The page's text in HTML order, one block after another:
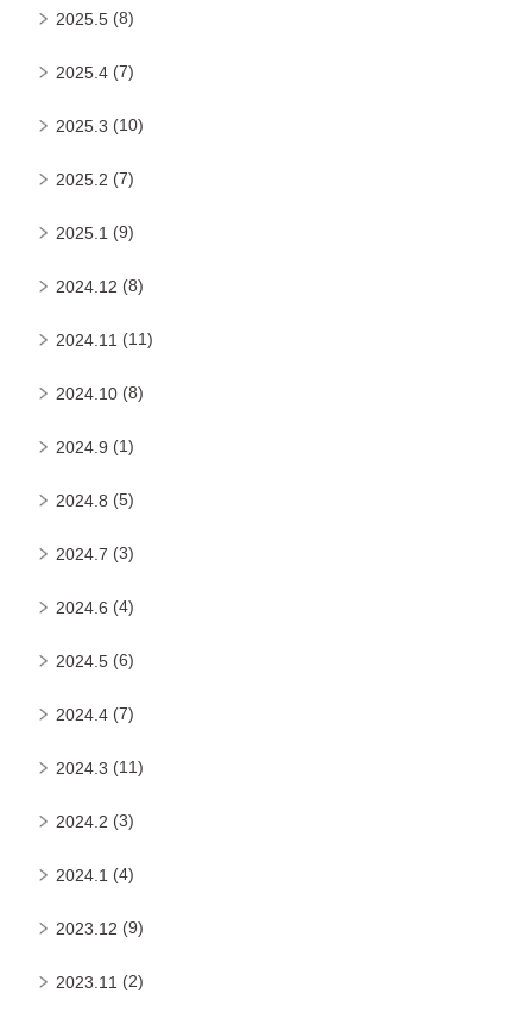
2025.5 (8)
2025.4 (7)
2025.3 (10)
2025.2 (7)
2025.1 (9)
2024.12 (8)
2024.11 (11)
2024.10 (8)
2024.9 (1)
2024.8 (5)
2024.7 (3)
2024.6 (4)
2024.5 (6)
2024.4 (7)
2024.3 (11)
2024.2 (3)
2024.1 (4)
2023.12 (9)
2023.11 (2)